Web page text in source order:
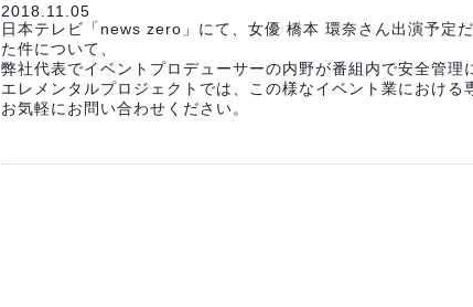
2018.11.05
日本テレビ「news zero」にて、女優 橋本 環奈さん出演予定
た件について、
弊社代表でイベントプロデューサーの内野が番組内で安全管理
エレメンタルプロジェクトでは、この様なイベント業における
お気軽にお問い合わせください。